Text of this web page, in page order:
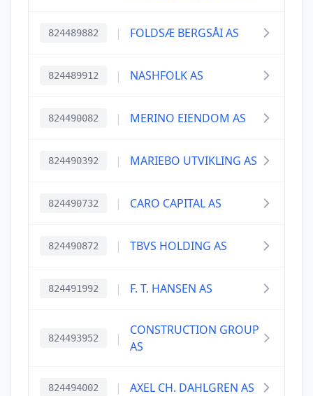
824489882 | FOLDSÆ BERGSÅI AS
824489912 | NASHFOLK AS
824490082 | MERINO EIENDOM AS
824490392 | MARIEBO UTVIKLING AS
824490732 | CARO CAPITAL AS
824490872 | TBVS HOLDING AS
824491992 | F. T. HANSEN AS
824493952 |
CONSTRUCTION GROUP
AS
824494002 | AXEL CH. DAHLGREN AS